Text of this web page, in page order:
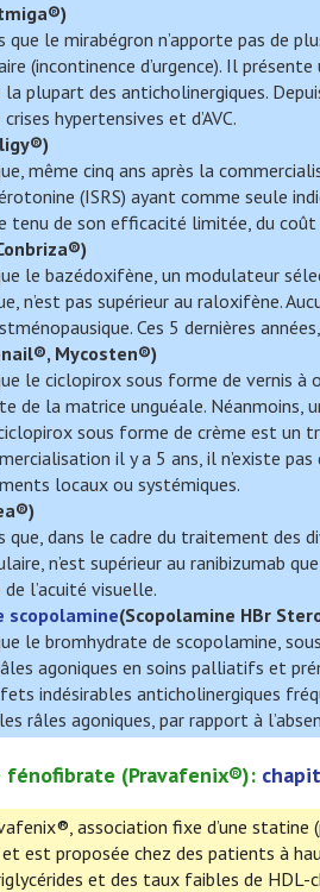
®)
que le mirabégron n’apporte pas de
(incontinence d’urgence). Il
plupart des anticholinergiques.
hypertensives et d’AVC.
®)
même cinq ans après la
(ISRS) ayant comme seule
tenu de son efficacité limitée, du
®)
le bazédoxifène, un modulateur
n’est pas supérieur au raloxifène.
Ces 5 dernières
Mycosten®)
le ciclopirox sous forme de vernis
de la matrice unguéale. Néanmoins,
sous forme de crème est un
il y a 5 ans, il n’existe
locaux ou systémiques.
®)
que, dans le cadre du traitement des
n’est supérieur au ranibizumab
l’acuité visuelle.
scopolamine(Scopolamine HBr
le bromhydrate de scopolamine,
agoniques en soins palliatifs et
indésirables anticholinergiques
râles agoniques, par rapport à
fénofibrate (Pravafenix®):
association fixe d’une
est proposée chez des patients à
et des taux faibles de